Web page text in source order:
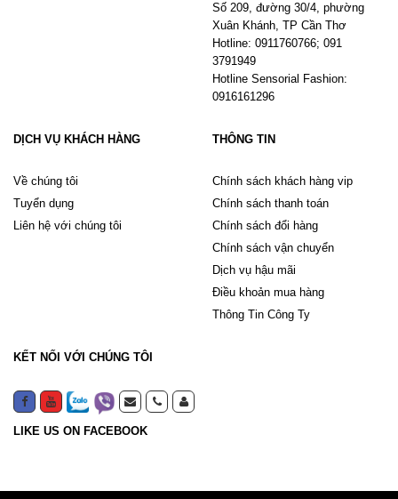
Số 209, đường 30/4, phường
Xuân Khánh, TP Cần Thơ
Hotline: 0911760766; 091
3791949
Hotline Sensorial Fashion:
0916161296
DỊCH VỤ KHÁCH HÀNG
Về chúng tôi
Tuyển dụng
Liên hệ với chúng tôi
THÔNG TIN
Chính sách khách hàng vip
Chính sách thanh toán
Chính sách đổi hàng
Chính sách vận chuyển
Dịch vụ hậu mãi
Điều khoản mua hàng
Thông Tin Công Ty
KẾT NỐI VỚI CHÚNG TÔI
LIKE US ON FACEBOOK